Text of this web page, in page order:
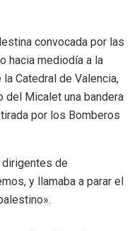
convocada por las
hacia mediodía a la
Catedral de Valencia,
del Micalet una bandera
por los Bomberos
de
y llamaba a parar el